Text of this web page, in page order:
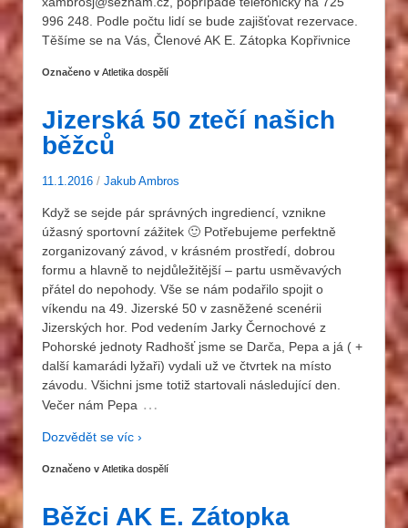
996 248. Podle počtu lidí se bude zajišťovat rezervace.
Těšíme se na Vás, Členové AK E. Zátopka Kopřivnice
Označeno v Atletika dospělí
Jizerská 50 ztečí našich
běžců
11.1.2016 / Jakub Ambros
Když se sejde pár správných ingrediencí, vznikne
úžasný sportovní zážitek 🙂 Potřebujeme perfektně
zorganizovaný závod, v krásném prostředí, dobrou
formu a hlavně to nejdůležitější – partu usměvavých
přátel do nepohody. Vše se nám podařilo spojit o
víkendu na 49. Jizerské 50 v zasněžené scenérii
Jizerských hor. Pod vedením Jarky Černochové z
Pohorské jednoty Radhošť jsme se Darča, Pepa a já ( +
další kamarádi lyžaři) vydali už ve čtvrtek na místo
závodu. Všichni jsme totiž startovali následující den.
Večer nám Pepa …
Dozvědět se víc ›
Označeno v Atletika dospělí
Běžci AK E. Zátopka